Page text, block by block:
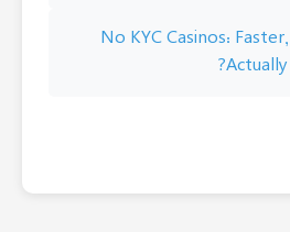
No KYC Casinos: